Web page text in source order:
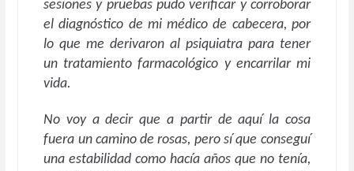
sesiones y pruebas pudo verificar y corroborar
el diagnóstico de mi médico de cabecera, por
lo que me derivaron al psiquiatra para tener
un tratamiento farmacológico y encarrilar mi
vida.
No voy a decir que a partir de aquí la cosa
fuera un camino de rosas, pero sí que conseguí
una estabilidad como hacía años que no tenía,